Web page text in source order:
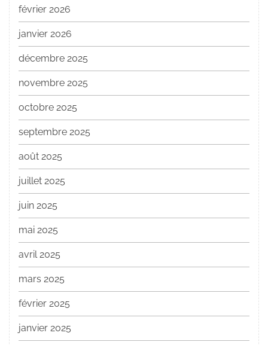
février 2026
janvier 2026
décembre 2025
novembre 2025
octobre 2025
septembre 2025
août 2025
juillet 2025
juin 2025
mai 2025
avril 2025
mars 2025
février 2025
janvier 2025